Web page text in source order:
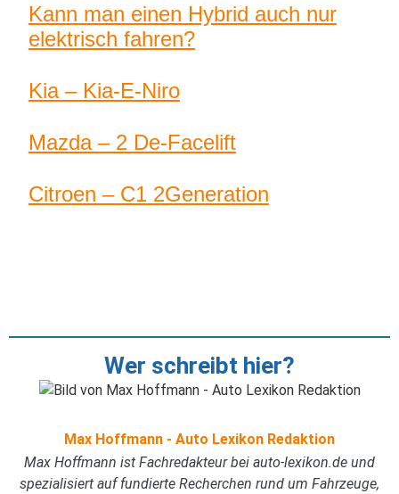
Kann man einen Hybrid auch nur
elektrisch fahren?
Kia – Kia-E-Niro
Mazda – 2 De-Facelift
Citroen – C1 2Generation
Wer schreibt hier?
Max Hoffmann - Auto Lexikon Redaktion
Max Hoffmann ist Fachredakteur bei auto-lexikon.de und
spezialisiert auf fundierte Recherchen rund um Fahrzeuge,